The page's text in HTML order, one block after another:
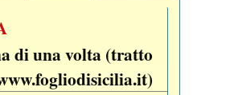
di una volta (tratto